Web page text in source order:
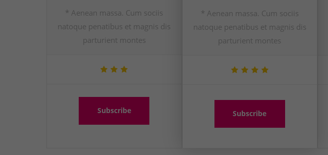
* Aenean massa. Cum sociis
natoque penatibus et magnis dis
parturient montes
Subscribe
* Aenean massa. Cum sociis
natoque penatibus et magnis dis
parturient montes
Subscribe